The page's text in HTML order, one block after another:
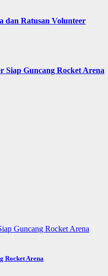
dan Ratusan Volunteer
Siap Guncang Rocket Arena
Rocket Arena